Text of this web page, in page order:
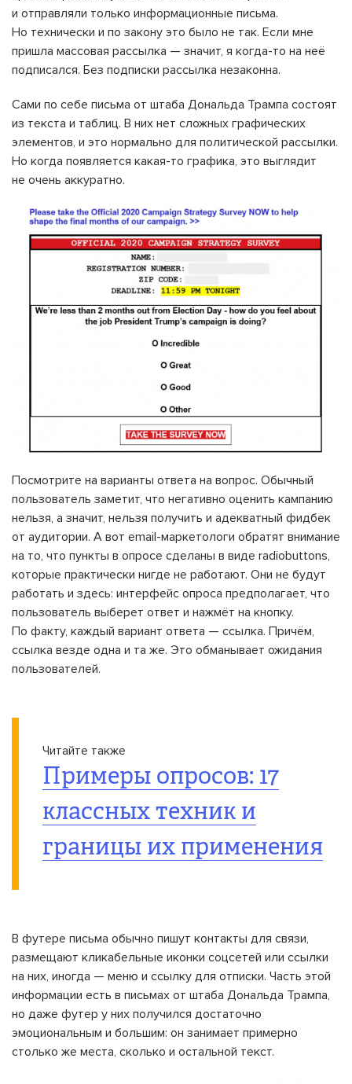
и отправляли только информационные письма.
Но технически и по закону это было не так. Если мне
пришла массовая рассылка — значит, я когда-то на неё
подписался. Без подписки рассылка незаконна.
Сами по себе письма от штаба Дональда Трампа состоят
из текста и таблиц. В них нет сложных графических
элементов, и это нормально для политической рассылки.
Но когда появляется какая-то графика, это выглядит
не очень аккуратно.
Посмотрите на варианты ответа на вопрос. Обычный
пользователь заметит, что негативно оценить кампанию
нельзя, а значит, нельзя получить и адекватный фидбек
от аудитории. А вот email-маркетологи обратят внимание
на то, что пункты в опросе сделаны в виде radiobuttons,
которые практически нигде не работают. Они не будут
работать и здесь: интерфейс опроса предполагает, что
пользователь выберет ответ и нажмёт на кнопку.
По факту, каждый вариант ответа — ссылка. Причём,
ссылка везде одна и та же. Это обманывает ожидания
пользователей.
Читайте также
Примеры опросов: 17
классных техник и
границы их применения
В футере письма обычно пишут контакты для связи,
размещают кликабельные иконки соцсетей или ссылки
на них, иногда — меню и ссылку для отписки. Часть этой
информации есть в письмах от штаба Дональда Трампа,
но даже футер у них получился достаточно
эмоциональным и большим: он занимает примерно
столько же места, сколько и остальной текст.